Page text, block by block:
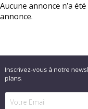
Aucune annonce n’a
annonce.
Inscrivez-vous à notre
plans.